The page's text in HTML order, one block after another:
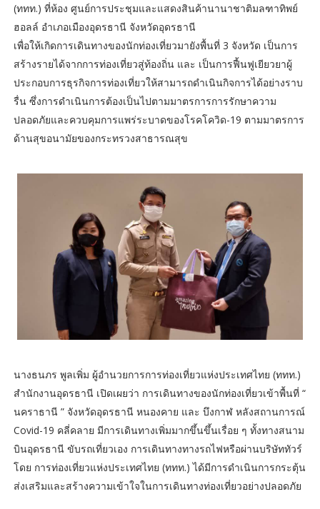
(ททท.) ที่ห้อง ศูนย์การประชุมและแสดงสินค้านานาชาติมลฑาทิพย์
ฮอลล์ อำเภอเมืองอุดรธานี จังหวัดอุดรธานี
เพื่อให้เกิดการเดินทางของนักท่องเที่ยวมายังพื้นที่ 3 จังหวัด เป็นการ
สร้างรายได้จากการท่องเที่ยวสู่ท้องถิ่น และ เป็นการฟื้นฟูเยียวยาผู้
ประกอบการธุรกิจการท่องเที่ยวให้สามารถดำเนินกิจการได้อย่างราบ
รื่น ซึ่งการดำเนินการต้องเป็นไปตามมาตรการการรักษาความ
ปลอดภัยและควบคุมการแพร่ระบาดของโรคโควิด-19 ตามมาตรการ
ด้านสุขอนามัยของกระทรวงสาธารณสุข
นางธนภร พูลเพิ่ม ผู้อำนวยการการท่องเที่ยวแห่งประเทศไทย (ททท.)
สำนักงานอุดรธานี เปิดเผยว่า การเดินทางของนักท่องเที่ยวเข้าพื้นที่ “
นคราธานี ” จังหวัดอุดรธานี หนองคาย และ บึงกาฬ หลังสถานการณ์
Covid-19 คลี่คลาย มีการเดินทางเพิ่มมากขึ้นขึ้นเรื่อย ๆ ทั้งทางสนาม
บินอุดรธานี ขับรถเที่ยวเอง การเดินทางทางรถไฟหรือผ่านบริษัททัวร์
โดย การท่องเที่ยวแห่งประเทศไทย (ททท.) ได้มีการดำเนินการกระตุ้น
ส่งเสริมและสร้างความเข้าใจในการเดินทางท่องเที่ยวอย่างปลอดภัย